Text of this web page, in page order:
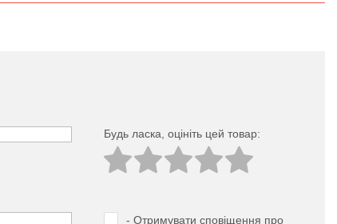
Будь ласка, оцініть цей товар:
- Отримувати сповіщення про